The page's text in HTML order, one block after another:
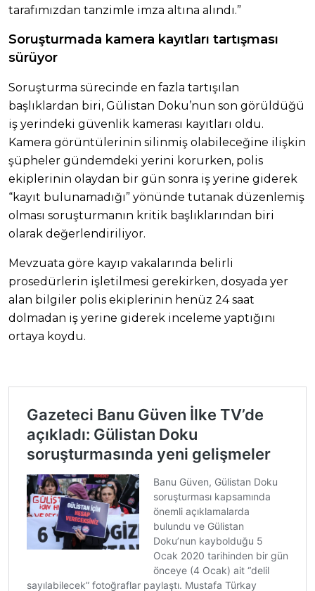
tarafımızdan tanzimle imza altına alındı.”
Soruşturmada kamera kayıtları tartışması
sürüyor
Soruşturma sürecinde en fazla tartışılan
başlıklardan biri, Gülistan Doku’nun son görüldüğü
iş yerindeki güvenlik kamerası kayıtları oldu.
Kamera görüntülerinin silinmiş olabileceğine ilişkin
şüpheler gündemdeki yerini korurken, polis
ekiplerinin olaydan bir gün sonra iş yerine giderek
“kayıt bulunamadığı” yönünde tutanak düzenlemiş
olması soruşturmanın kritik başlıklarından biri
olarak değerlendiriliyor.
Mevzuata göre kayıp vakalarında belirli
prosedürlerin işletilmesi gerekirken, dosyada yer
alan bilgiler polis ekiplerinin henüz 24 saat
dolmadan iş yerine giderek inceleme yaptığını
ortaya koydu.